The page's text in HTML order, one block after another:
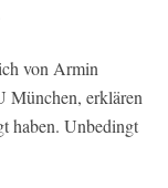
von Armin
München, erklären
haben. Unbedingt